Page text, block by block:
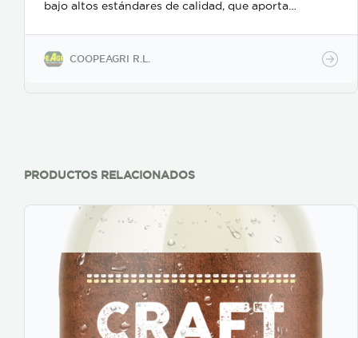
bajo altos estándares de calidad, que aporta
enfermedades y mejorando la salud de los
consumidores. Es muy versátil y como materia prima
puede utilizarse en diversas industrias alimenticias.
COOPEAGRI R.L.
PRODUCTOS RELACIONADOS